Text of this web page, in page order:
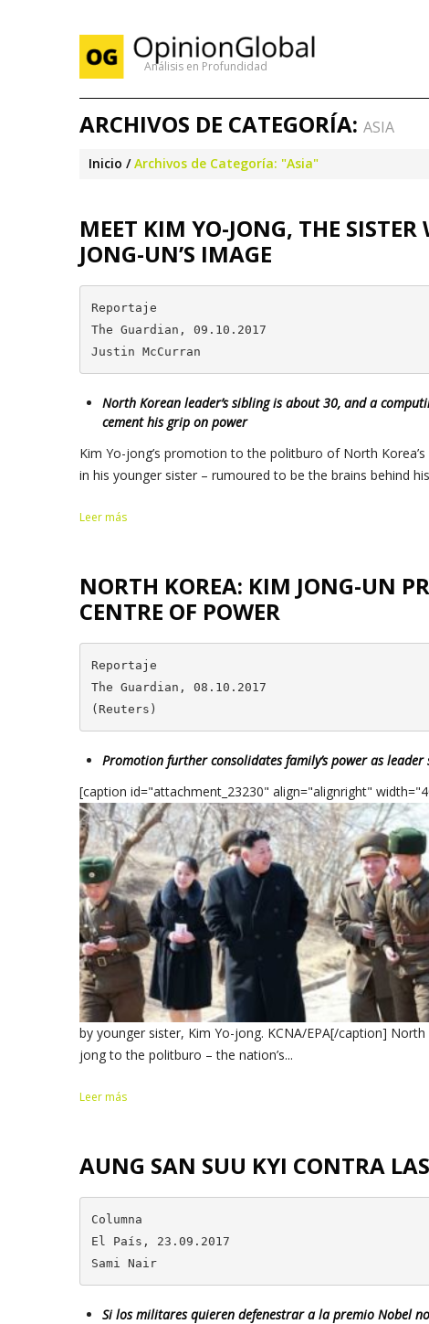
Análisis en Profundidad
ARCHIVOS DE CATEGORÍA: ASIA
Inicio Archivos de Categoría: "Asia"
MEET KIM YO-JONG, THE
JONG-UN’S IMAGE
Reportaje
The Guardian, 09.10.2017
Justin McCurran
North Korean leader’s sibling is about 30, and a
cement his grip on power
Kim Yo-jong’s promotion to the politburo of North
in his younger sister – rumoured to be the brains behind
Leer más
NORTH KOREA: KIM JONG-UN
CENTRE OF POWER
Reportaje
The Guardian, 08.10.2017
(Reuters)
Promotion further consolidates family’s power as leader
[caption id="attachment_23230" align="alignright"
by younger sister, Kim Yo-jong. KCNA/EPA[/caption]
jong to the politburo – the nation’s...
Leer más
AUNG SAN SUU KYI CONTRA
Columna
El País, 23.09.2017
Sami Nair
Si los militares quieren defenestrar a la premio Nobel